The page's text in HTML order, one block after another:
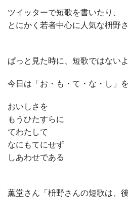
ツイッターで短歌を書いたり、
とにかく若者中心に人気な枡野さ
ぱっと見た時に、短歌ではない
今日は「お・も・て・な・し」を
おいしさを
もうひたすらに
てわたして
なにもてにせず
しあわせである
薫堂さん「枡野さんの短歌は、